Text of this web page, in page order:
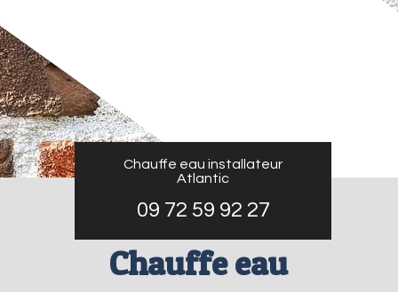
Chauffe eau installateur
Atlantic
09 72 59 92 27
Chauffe eau